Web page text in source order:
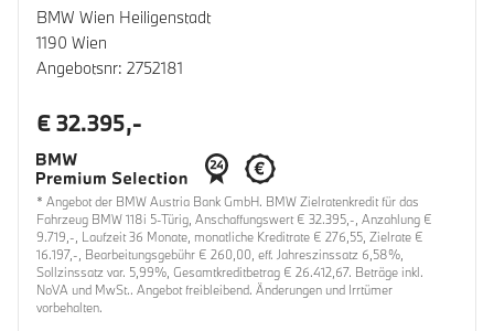
BMW Wien Heiligenstadt
1190 Wien
Angebotsnr: 2752181
€ 32.395,-
* Angebot der BMW Austria Bank GmbH. BMW Zielratenkredit für das
Fahrzeug BMW 118i 5-Türig, Anschaffungswert € 32.395,-, Anzahlung €
9.719,-, Laufzeit 36 Monate, monatliche Kreditrate € 276,55, Zielrate €
16.197,-, Bearbeitungsgebühr € 260,00, eff. Jahreszinssatz 6,58%,
Sollzinssatz var. 5,99%, Gesamtkreditbetrag € 26.412,67. Beträge inkl.
NoVA und MwSt.. Angebot freibleibend. Änderungen und Irrtümer
vorbehalten.